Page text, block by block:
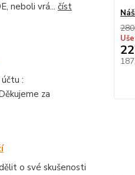
neboli vrá... číst
:
za
o své skušenosti